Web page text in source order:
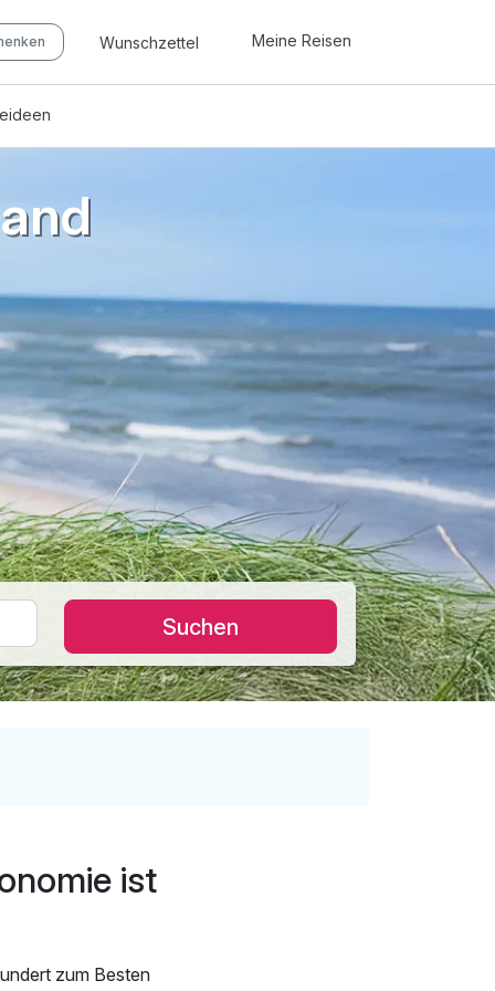
Wunschzettel Meine Reisen
Suchen
ist
zum Besten